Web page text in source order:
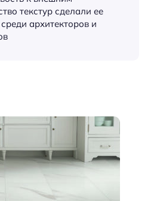
текстур сделали ее
архитекторов и